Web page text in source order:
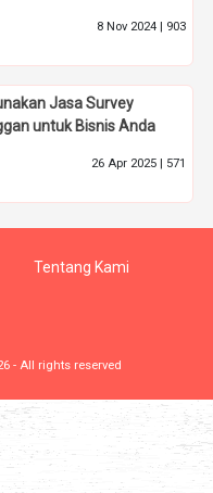
8 Nov 2024 | 903
Jasa Survey
untuk Bisnis Anda
26 Apr 2025 | 571
Tentang Kami
- All rights reserved